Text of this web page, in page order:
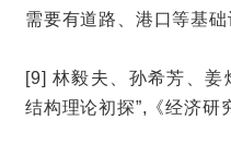
需要有道路、港口等基础
[9] 林毅夫、孙希芳、姜
结构理论初探”,《经济研